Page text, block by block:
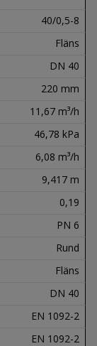
40/0,5-8
Fläns
DN 40
220 mm
11,67 m³/h
46,78 kPa
6,08 m³/h
9,417 m
0,19
PN 6
Rund
Fläns
DN 40
EN 1092-2
EN 1092-2